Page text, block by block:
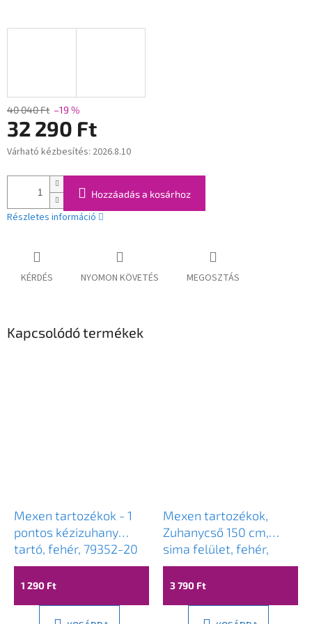
40 040 Ft –19 %
32 290 Ft
Egységár:
Várható kézbesítés: 2026.8.10
Hozzáadás a kosárhoz
Részletes információ
KÉRDÉS NYOMON KÖVETÉS MEGOSZTÁS
Kapcsolódó termékek
Mexen tartozékok - 1
pontos kézizuhany
tartó, fehér, 79352-20
1 290 Ft
Mexen tartozékok,
Zuhanycső 150 cm,
sima felület, fehér,
79450-20
3 790 Ft